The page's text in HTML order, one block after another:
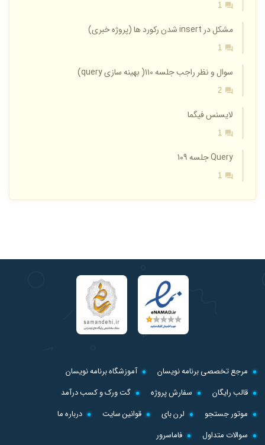
1
مشکل در insert شدن رکورد ها (پروژه خبری)
1
سوال و نظر راجب جلسه ۱۱۰( بهینه سازی query)
2
لایسنس فیگما
1
Query جلسه 109
1
مرجع تخصصی برنامه نویسان
آموزشگاه برنامه نویسان
قالب رایگان
سفارش پروژه
گت ورک و کسب درآمد
موتور جستجو
لرن بای قوانین سایت
درباره ما
سوالات متداول
فاماسرور